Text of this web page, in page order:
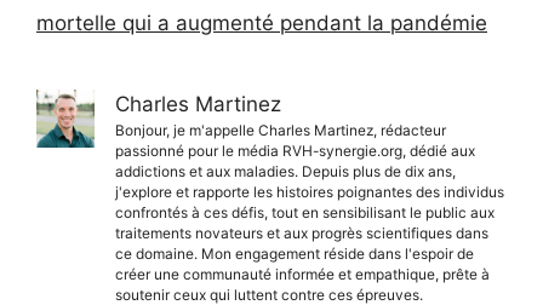
mortelle qui a augmenté pendant la pandémie
Charles Martinez
Bonjour, je m'appelle Charles Martinez, rédacteur
passionné pour le média RVH-synergie.org, dédié aux
addictions et aux maladies. Depuis plus de dix ans,
j'explore et rapporte les histoires poignantes des individus
confrontés à ces défis, tout en sensibilisant le public aux
traitements novateurs et aux progrès scientifiques dans
ce domaine. Mon engagement réside dans l'espoir de
créer une communauté informée et empathique, prête à
soutenir ceux qui luttent contre ces épreuves.